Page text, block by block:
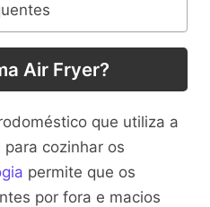
Air Fryer?
que utiliza a
cozinhar os
permite que os
por fora e macios